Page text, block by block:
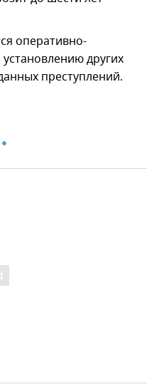
оперативно-
других
преступлений.